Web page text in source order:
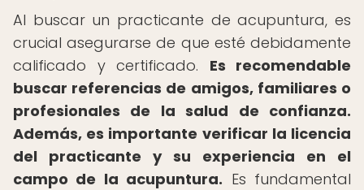
Al buscar un practicante de acupuntura, es
crucial asegurarse de que esté debidamente
calificado y certificado. Es recomendable
buscar referencias de amigos, familiares o
profesionales de la salud de confianza.
Además, es importante verificar la licencia
del practicante y su experiencia en el
campo de la acupuntura. Es fundamental